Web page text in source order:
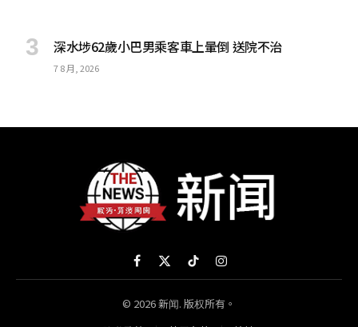
深水埗62歲小巴男乘客車上暈倒 送院不治
7 8 月, 2026
Facebook
X
(Twitter)
TikTokInstagram
© 2026 新闻. 版权所有。